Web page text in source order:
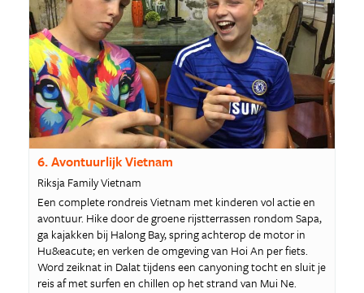
6. Avontuurlijk Vietnam
Riksja Family Vietnam
Een complete rondreis Vietnam met kinderen vol actie en
avontuur. Hike door de groene rijstterrassen rondom Sapa,
ga kajakken bij Halong Bay, spring achterop de motor in
Hu&eacute; en verken de omgeving van Hoi An per fiets.
Word zeiknat in Dalat tijdens een canyoning tocht en sluit je
reis af met surfen en chillen op het strand van Mui Ne.